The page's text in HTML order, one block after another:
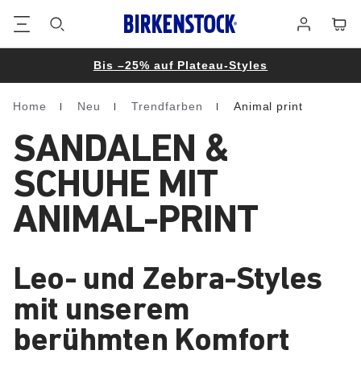
Bis –25% auf Plateau-Styles
Homepage
Home Neu Trendfarben Animal print
SANDALEN &
SCHUHE MIT
ANIMAL-PRINT
Leo- und Zebra-Styles
mit unserem
berühmten Komfort